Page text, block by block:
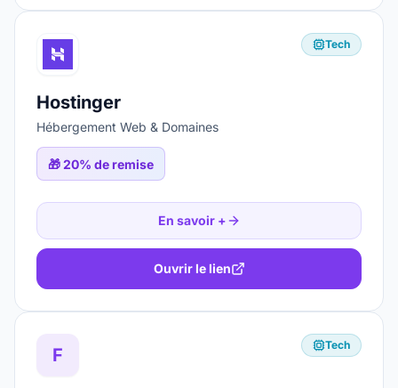
Tech
Hostinger
Hébergement Web & Domaines
🎁20% de remise
En savoir +
Ouvrir le lien
F Tech